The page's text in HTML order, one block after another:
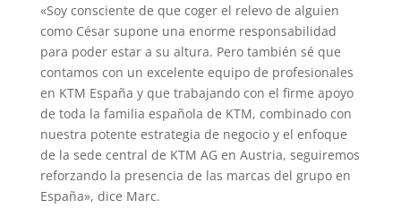
«Soy consciente de que coger el relevo de alguien
como César supone una enorme responsabilidad
para poder estar a su altura. Pero también sé que
contamos con un excelente equipo de profesionales
en KTM España y que trabajando con el firme apoyo
de toda la familia española de KTM, combinado con
nuestra potente estrategia de negocio y el enfoque
de la sede central de KTM AG en Austria, seguiremos
reforzando la presencia de las marcas del grupo en
España», dice Marc.